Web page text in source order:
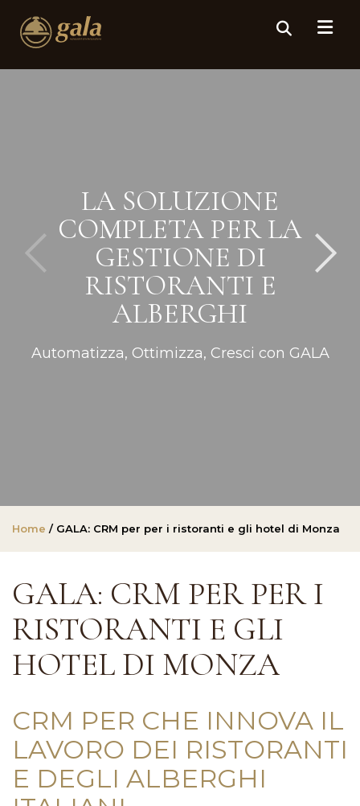
LA SOLUZIONE
COMPLETA PER LA
GESTIONE DI
RISTORANTI E
ALBERGHI
Automatizza, Ottimizza, Cresci con GALA
Home / GALA: CRM per per i ristoranti e gli hotel di Monza
GALA: CRM PER PER I
RISTORANTI E GLI
HOTEL DI MONZA
CRM PER CHE INNOVA IL
LAVORO DEI RISTORANTI
E DEGLI ALBERGHI